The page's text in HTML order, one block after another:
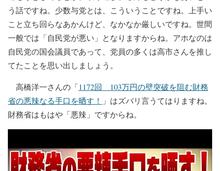
う話ですね。少数与党とは、こういうことですね。上手い
こと立ち回らなあかんけど、なかなか厳しいですね。世間
一般では「自民党が悪い」となりますからね。アホなのは
自民党の国会議員であって、党員の多くは高市さんを推し
てたことを思い出しましょう。
高橋洋一さんの「1172回 103万円の壁突破を阻む財務
省の悪辣なる手口を晒す！
」はズバリ言うてはりますね。
財務省はもはや「悪辣」ですからね。